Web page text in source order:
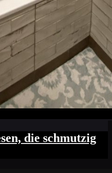
die schmutzig